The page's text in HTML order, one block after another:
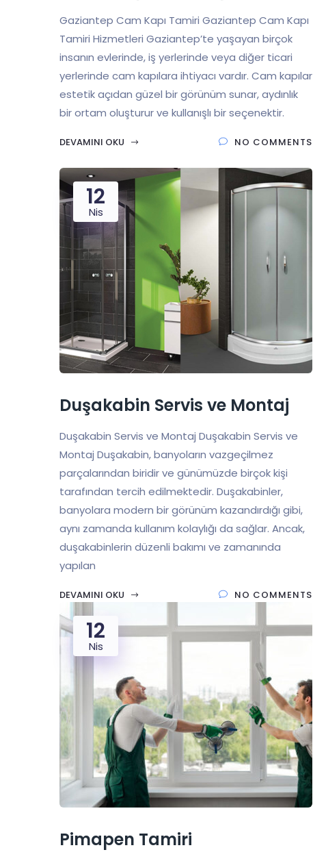
Gaziantep Cam Kapı Tamiri Gaziantep Cam Kapı
Tamiri Hizmetleri Gaziantep’te yaşayan birçok
insanın evlerinde, iş yerlerinde veya diğer ticari
yerlerinde cam kapılara ihtiyacı vardır. Cam kapılar
estetik açıdan güzel bir görünüm sunar, aydınlık
bir ortam oluşturur ve kullanışlı bir seçenektir.
DEVAMINI OKU NO COMMENTS
12
Nis
Duşakabin Servis ve Montaj
Duşakabin Servis ve Montaj Duşakabin Servis ve
Montaj Duşakabin, banyoların vazgeçilmez
parçalarından biridir ve günümüzde birçok kişi
tarafından tercih edilmektedir. Duşakabinler,
banyolara modern bir görünüm kazandırdığı gibi,
aynı zamanda kullanım kolaylığı da sağlar. Ancak,
duşakabinlerin düzenli bakımı ve zamanında
yapılan
DEVAMINI OKU NO COMMENTS
12
Nis
Pimapen Tamiri